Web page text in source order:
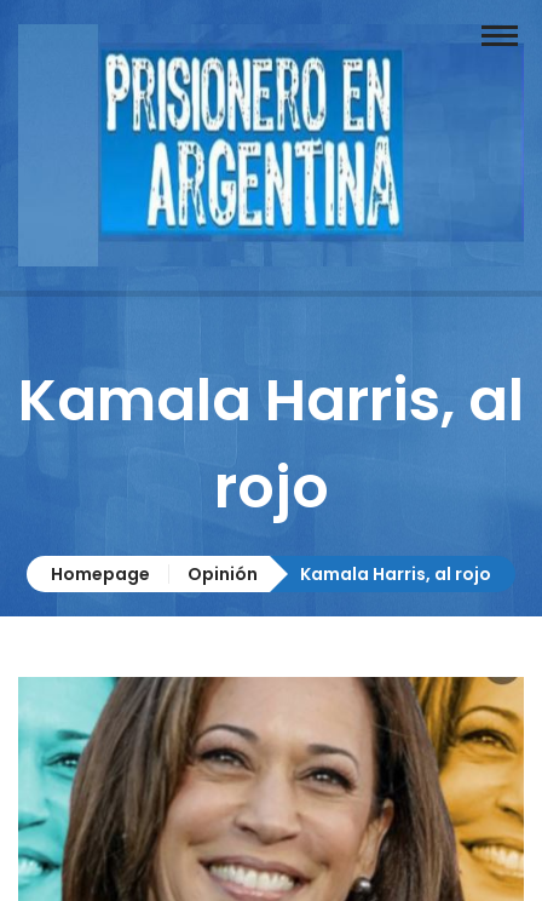
Buscador
Documentos
Reportajes
Kamala Harris, al
rojo
Homepage Opinión Kamala Harris, al rojo